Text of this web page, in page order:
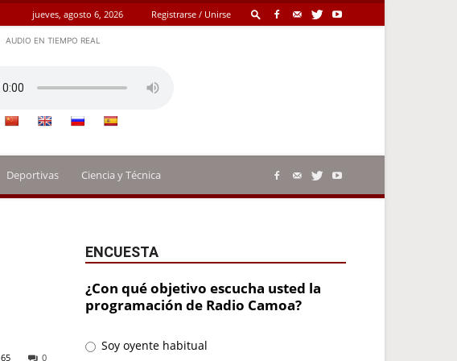
jueves, agosto 6, 2026 Registrarse / Unirse
AUDIO EN TIEMPO REAL
Deportivas Ciencia y Técnica
0
65
ENCUESTA
¿Con qué objetivo escucha usted la
programación de Radio Camoa?
Soy oyente habitual